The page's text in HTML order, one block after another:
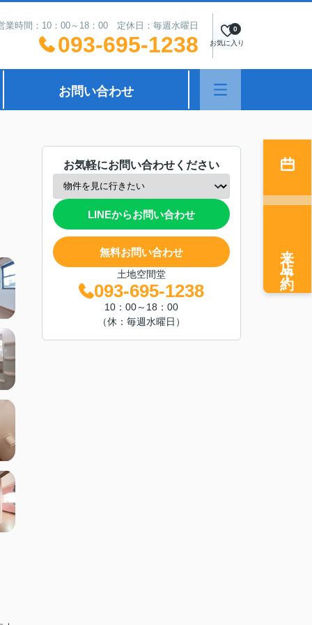
業時間：10：00～18：00 定休日：毎週水曜日
093-695-1238 お気に入り
0
お問い合わせ
お気軽にお問い合わせください
LINEからお問い合わせ
無料お問い合わせ
土地空間堂
093-695-1238
10：00～18：00
（休：毎週水曜日）
来店予約